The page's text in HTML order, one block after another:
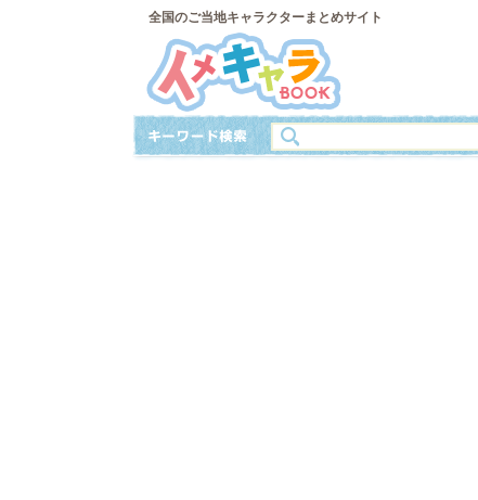
全国のご当地キャラクターまとめサイト